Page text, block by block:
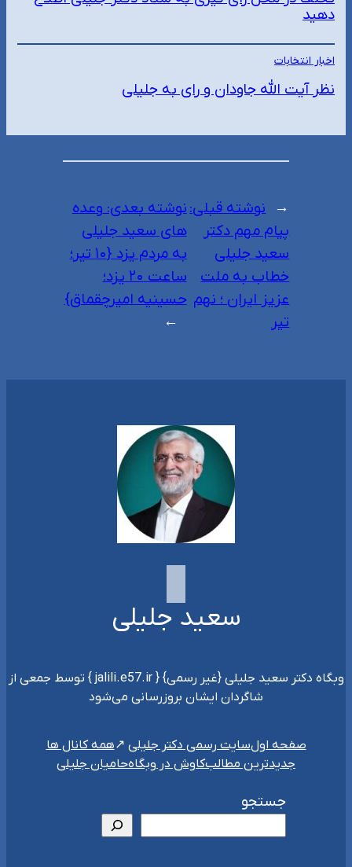
دهید
اخبار انتخابات
نظر آیت الله جاودان و رای به جلیلی
← نوشته قبلی:
پیام مهم دکتر
سعید جلیلی
خطاب به ملت
عزیز ایران ؛ نهم
تیر
نوشته بعدی:وعده
های سعید جلیلی
به مردم یزد {۱۰ تیر؛
ساعت ۲۰ یزد؛
حسینیه امیرچقماق}
→
سعید جلیلی
وبگاه دکتر سعید جلیلی {غیر رسمی} { jalili.e57.ir } توسط جمعی از
شاگردان ایشان بروزرسانی می‌شود
صفحه اولسایت رسمی دکتر جلیلی
همه کانال ها
جدیدترین مطالبکاوش در وبگاهحامیان جلیلی
جستجو